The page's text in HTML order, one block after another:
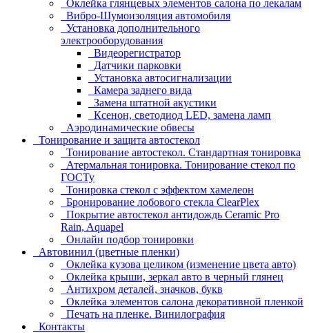
Оклейка глянцевых элементов салона по лекалам
Вибро-Шумоизоляция автомобиля
Установка дополнительного
электрооборудования
Видеорегистратор
Датчики парковки
Установка автосигнализации
Камера заднего вида
Замена штатной акустики
Ксенон, светодиод LED, замена ламп
Аэродинамические обвесы
Тонирование и защита автостекол
Тонирование автостекол. Стандартная тонировка
Атермальная тонировка. Тонирование стекол по
ГОСТу
Тонировка стекол с эффектом хамелеон
Бронирование лобового стекла ClearPlex
Покрытие автостекол антидождь Ceramic Pro
Rain, Aquapel
Онлайн подбор тонировки
Автовинил (цветные пленки)
Оклейка кузова целиком (изменение цвета авто)
Оклейка крыши, зеркал авто в черный глянец
Антихром деталей, значков, букв
Оклейка элементов салона декоративной пленкой
Печать на пленке. Винилография
Контакты